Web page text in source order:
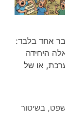
אחד בלבד:
היחידה
או של
בשיטור